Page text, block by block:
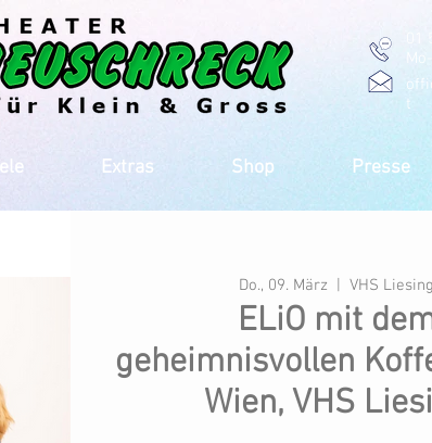
t
Extras Shop Presse
Do., 09. März VHS Liesing
ELiO mit
geheimnisvollen
Wien, VHS